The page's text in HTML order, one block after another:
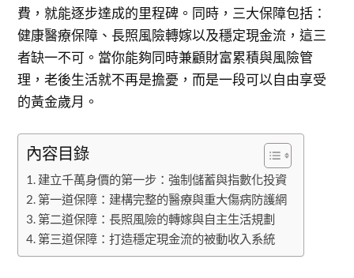
費，就能逐步達成的里程碑。同時，三大保障包括：
健康醫療保障、長照風險轉嫁以及穩定現金流，這三
者缺一不可。當你能夠同時兼顧財富累積與風險管
理，老後生活就不再是擔憂，而是一段可以自由享受
的黃金歲月。
內容目錄
建立千萬身價的第一步：強制儲蓄與指數化投資
第一道保障：建構完整的醫療與重大傷病防護網
第二道保障：長照風險的轉嫁與自主生活規劃
第三道保障：打造穩定現金流的被動收入系統